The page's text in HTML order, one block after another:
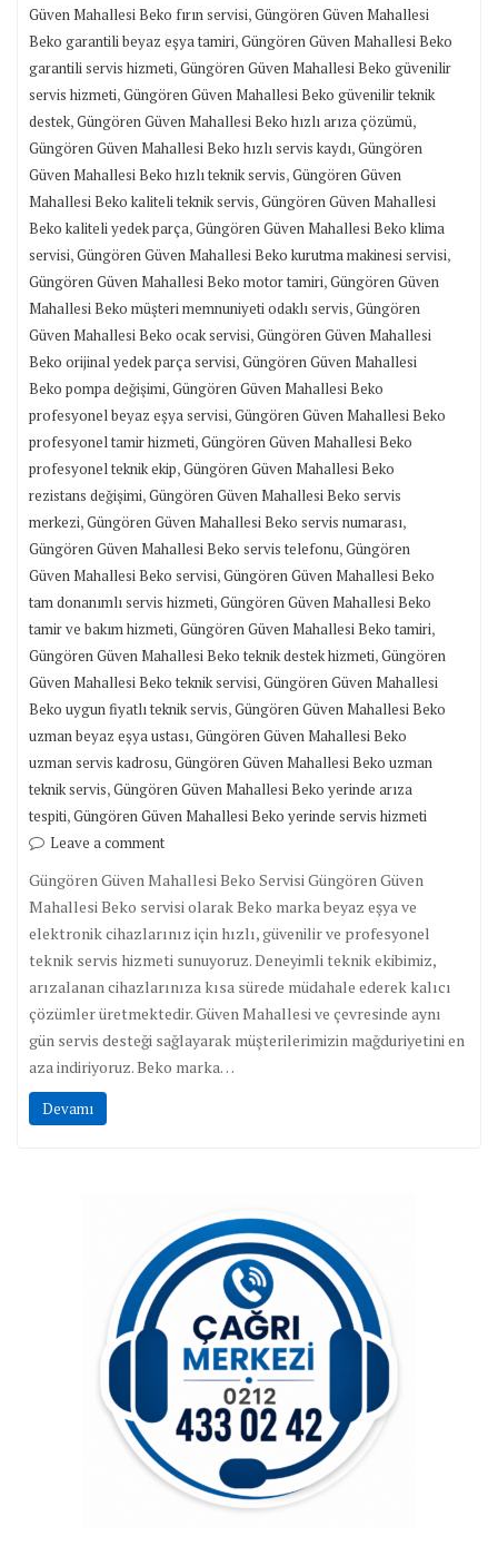
Güven Mahallesi Beko fırın servisi,Güngören Güven Mahallesi
Beko garantili beyaz eşya tamiri,Güngören Güven Mahallesi Beko
garantili servis hizmeti,Güngören Güven Mahallesi Beko güvenilir
servis hizmeti,Güngören Güven Mahallesi Beko güvenilir teknik
destek,Güngören Güven Mahallesi Beko hızlı arıza çözümü,
Güngören Güven Mahallesi Beko hızlı servis kaydı,Güngören
Güven Mahallesi Beko hızlı teknik servis,Güngören Güven
Mahallesi Beko kaliteli teknik servis,Güngören Güven Mahallesi
Beko kaliteli yedek parça,Güngören Güven Mahallesi Beko klima
servisi,Güngören Güven Mahallesi Beko kurutma makinesi servisi,
Güngören Güven Mahallesi Beko motor tamiri,Güngören Güven
Mahallesi Beko müşteri memnuniyeti odaklı servis,Güngören
Güven Mahallesi Beko ocak servisi,Güngören Güven Mahallesi
Beko orijinal yedek parça servisi,Güngören Güven Mahallesi
Beko pompa değişimi,Güngören Güven Mahallesi Beko
profesyonel beyaz eşya servisi,Güngören Güven Mahallesi Beko
profesyonel tamir hizmeti,Güngören Güven Mahallesi Beko
profesyonel teknik ekip,Güngören Güven Mahallesi Beko
rezistans değişimi,Güngören Güven Mahallesi Beko servis
merkezi,Güngören Güven Mahallesi Beko servis numarası,
Güngören Güven Mahallesi Beko servis telefonu,Güngören
Güven Mahallesi Beko servisi,Güngören Güven Mahallesi Beko
tam donanımlı servis hizmeti,Güngören Güven Mahallesi Beko
tamir ve bakım hizmeti,Güngören Güven Mahallesi Beko tamiri,
Güngören Güven Mahallesi Beko teknik destek hizmeti,Güngören
Güven Mahallesi Beko teknik servisi,Güngören Güven Mahallesi
Beko uygun fiyatlı teknik servis,Güngören Güven Mahallesi Beko
uzman beyaz eşya ustası,Güngören Güven Mahallesi Beko
uzman servis kadrosu,Güngören Güven Mahallesi Beko uzman
teknik servis,Güngören Güven Mahallesi Beko yerinde arıza
tespiti,Güngören Güven Mahallesi Beko yerinde servis hizmeti
Leave a comment
Güngören Güven Mahallesi Beko Servisi Güngören Güven
Mahallesi Beko servisi olarak Beko marka beyaz eşya ve
elektronik cihazlarınız için hızlı, güvenilir ve profesyonel
teknik servis hizmeti sunuyoruz. Deneyimli teknik ekibimiz,
arızalanan cihazlarınıza kısa sürede müdahale ederek kalıcı
çözümler üretmektedir. Güven Mahallesi ve çevresinde aynı
gün servis desteği sağlayarak müşterilerimizin mağduriyetini en
aza indiriyoruz. Beko marka…
Devamı